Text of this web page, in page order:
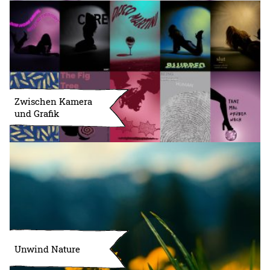
Zwischen Kamera
und Grafik
Unwind Nature